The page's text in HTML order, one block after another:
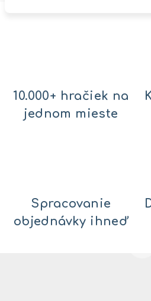
10.000+ hračiek na
jednom mieste
Spracovanie
objednávky ihneď